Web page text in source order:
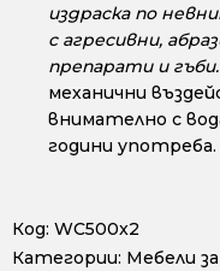
издраска по
с агресивни,
препарати и гъби.
механични
внимателно с
години употреба.
Код: WC500x2
Категории: Мебели